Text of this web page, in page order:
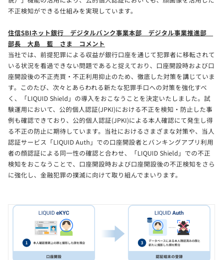
不正検知ができる仕組みを実現しています。
住信SBIネット銀行 デジタルバンク事業本部 デジタル事業推進部
部長 大島 藍 さま コメント
当社では、前提犯罪による収益が銀行口座を通じて犯罪者に移転されて
いる状況を看過できない問題であると捉えており、口座開設時および口
座開設後の不正売買・不正利用抑止のため、徹底した対策を講じていま
す。このたび、次々とあらわれる新たな犯罪手口への対策を強化すべ
く、「LIQUID Shield」の導入をおこなうことを決定いたしました。試
験運用において、公的個人認証(JPKI)における不正を検知・防止した事
例も確認できており、公的個人認証(JPKI)による本人確認にて発生し得
る不正の防止に期待しています。当社におけるさまざまな対策や、当人
認証サービス「LIQUID Auth」での口座開設者とバンキングアプリ利用
者の顔認証による同一性の確認と合わせ、「LIQUID Shield」での不正
検知をおこなうことで、口座開設時および口座開設後の不正検知をさら
に強化し、金融犯罪の撲滅に向けて取り組んでまいります。